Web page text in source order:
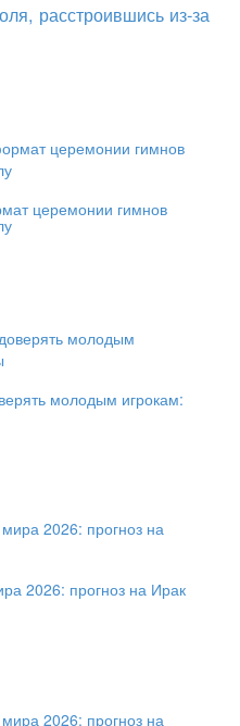
расстроившись из-за
церемонии гимнов
молодым игрокам:
2026: прогноз на Ирак